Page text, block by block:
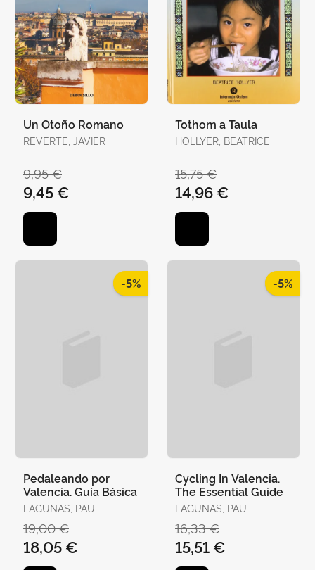
Un Otoño Romano
REVERTE, JAVIER
9,95 €
9,45 €
Tothom a Taula
HOLLYER, BEATRICE
15,75 €
14,96 €
-5%
Pedaleando por
Valencia. Guía Básica
LAGUNAS, PAU
19,00 €
18,05 €
-5%
Cycling In Valencia.
The Essential Guide
LAGUNAS, PAU
16,33 €
15,51 €